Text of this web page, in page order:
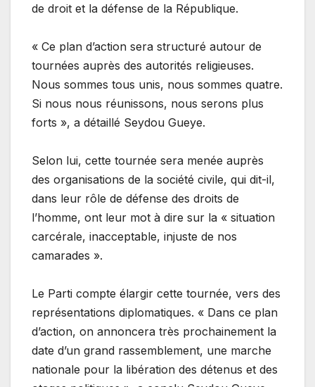
de droit et la défense de la République.
« Ce plan d’action sera structuré autour de
tournées auprès des autorités religieuses.
Nous sommes tous unis, nous sommes quatre.
Si nous nous réunissons, nous serons plus
forts », a détaillé Seydou Gueye.
Selon lui, cette tournée sera menée auprès
des organisations de la société civile, qui dit-il,
dans leur rôle de défense des droits de
l’homme, ont leur mot à dire sur la « situation
carcérale, inacceptable, injuste de nos
camarades ».
Le Parti compte élargir cette tournée, vers des
représentations diplomatiques. « Dans ce plan
d’action, on annoncera très prochainement la
date d’un grand rassemblement, une marche
nationale pour la libération des détenus et des